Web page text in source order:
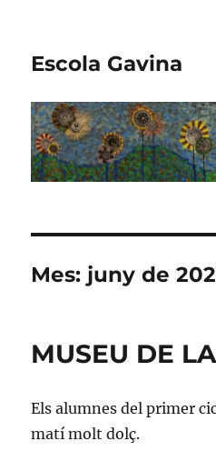
Escola Gavina
Mes: juny de
MUSEU DE
Els alumnes del primer
matí molt dolç.